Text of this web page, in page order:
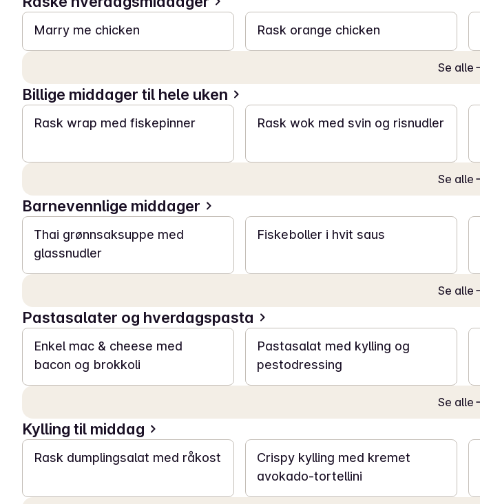
Marry me chicken Rask orange chicken
Se alle
Billige middager til hele uken
15 min
Rask wrap med fiskepinner Rask wok med svin og risnudler
Se alle
Barnevennlige middager
25 min
Thai grønnsaksuppe med
glassnudler
Fiskeboller i hvit saus
Se alle
Pastasalater og hverdagspasta
20 min
Enkel mac & cheese med
bacon og brokkoli
20 min
Pastasalat med kylling og
pestodressing
Se alle
Kylling til middag
15 min
Rask dumplingsalat med råkost
Crispy kylling med kremet
avokado-tortellini